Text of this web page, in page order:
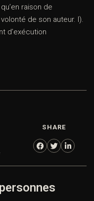
raison de
de son auteur. I).
d’exécution
SHARE